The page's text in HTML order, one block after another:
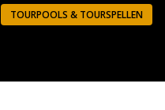
TOURPOOLS & TOURSPELLEN